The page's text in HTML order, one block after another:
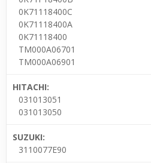
0K71118400C
0K71118400A
0K71118400
TM000A06701
TM000A06901
HITACHI:
031013051
031013050
SUZUKI:
3110077E90